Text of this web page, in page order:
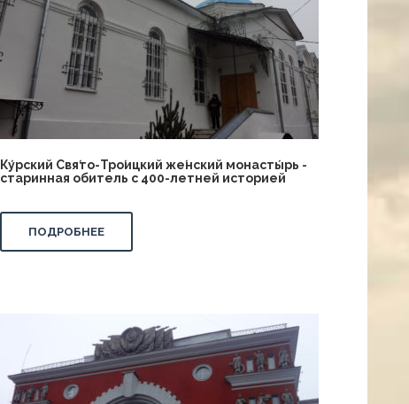
Ку́рский Свя́то-Тро́ицкий же́нский монасты́рь -
старинная обитель с 400-летней историей
ПОДРОБНЕЕ